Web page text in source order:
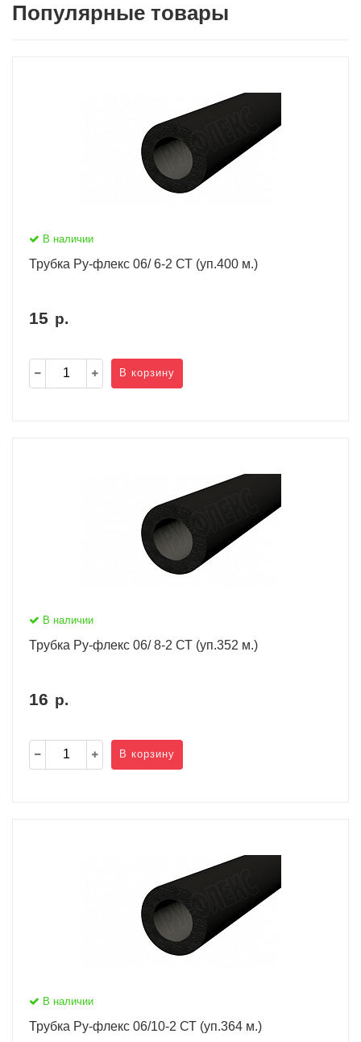
Популярные товары
В наличии
Трубка Ру-флекс 06/ 6-2 СТ (уп.400 м.)
15 р.
В корзину
В наличии
Трубка Ру-флекс 06/ 8-2 СТ (уп.352 м.)
16 р.
В корзину
В наличии
Трубка Ру-флекс 06/10-2 СТ (уп.364 м.)